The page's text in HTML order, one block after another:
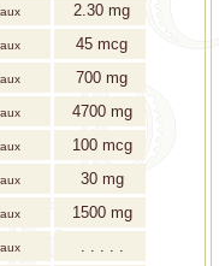
2.30 mg
45 mcg
700 mg
4700 mg
100 mcg
30 mg
1500 mg
. . . . .